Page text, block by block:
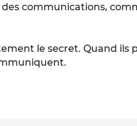
communications,
le secret. Quand ils